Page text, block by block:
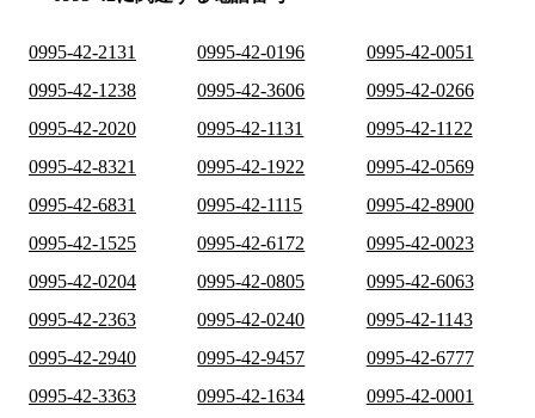
0995-42-2131 0995-42-0196
0995-42-0051
0995-42-1238
0995-42-3606
0995-42-0266
0995-42-2020
0995-42-1131
0995-42-1122
0995-42-8321
0995-42-1922
0995-42-0569
0995-42-6831
0995-42-1115
0995-42-8900
0995-42-1525
0995-42-6172
0995-42-0023
0995-42-0204
0995-42-0805
0995-42-6063
0995-42-2363
0995-42-0240
0995-42-1143
0995-42-2940
0995-42-9457
0995-42-6777
0995-42-3363
0995-42-1634
0995-42-0001